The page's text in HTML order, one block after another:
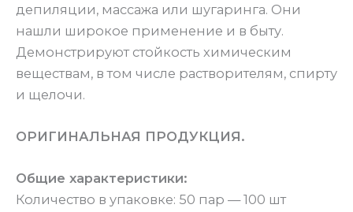
депиляции, массажа или шугаринга. Они
нашли широкое применение и в быту.
Демонстрируют стойкость химическим
веществам, в том числе растворителям, спирту
и щелочи.
ОРИГИНАЛЬНАЯ ПРОДУКЦИЯ.
Общие характеристики:
Количество в упаковке: 50 пар — 100 шт